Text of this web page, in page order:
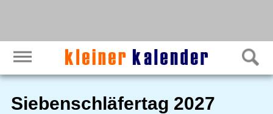
Siebenschläfertag 2027